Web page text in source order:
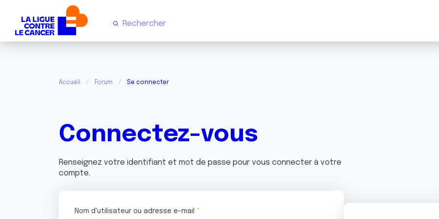
Accueil Forum Se connecter
Connectez-vous
Renseignez votre identifiant et mot de passe pour vous connecter à votre
compte.
Nom d'utilisateur ou adresse e-mail